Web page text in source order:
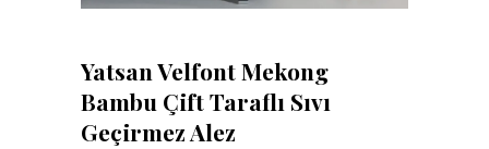
Yatsan Velfont Mekong
Bambu Çift Taraflı Sıvı
Geçirmez Alez